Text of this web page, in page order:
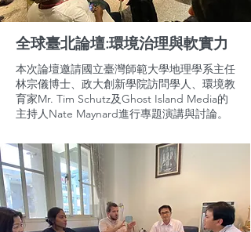
全球臺北論壇:環境治理與軟實力
本次論壇邀請國立臺灣師範大學地理學系主任
林宗儀博士、政大創新學院訪問學人、環境教
育家Mr. Tim Schutz及Ghost Island Media的
主持人Nate Maynard進行專題演講與討論。